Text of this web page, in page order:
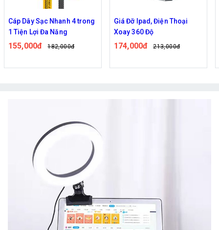
Giá Đỡ Ipad, Điện Thoại
Xoay 360 Độ
174,000đ 213,000đ
Giá Đỡ Điện Thoại Nhôm
AT-1, JS618
69,000đ 85,000đ